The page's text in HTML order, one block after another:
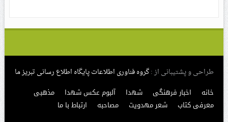
طراحی و پشتیبانی از :گروه فناوری اطلاعات پایگاه اطلاع رسانی تبریز ما
خانه
اخبار فرهنگی شهدا آلبوم عکس شهدا
مذهبی
معرفی کتاب
شعر مهدویت مصاحبه ارتباط با ما